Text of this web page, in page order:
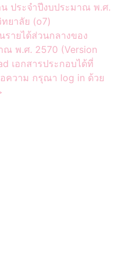
น ประจำปีงบประมาณ พ.ศ.
ยาลัย (o7)
รายได้ส่วนกลางของ
ณ พ.ศ. 2570 (Version
เอกสารประกอบได้ที่
ความ กรุณา log in ด้วย